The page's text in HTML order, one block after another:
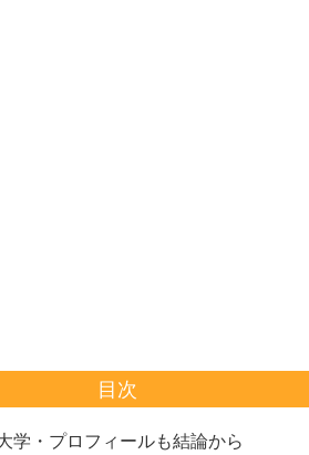
目次
学・プロフィールも結論から